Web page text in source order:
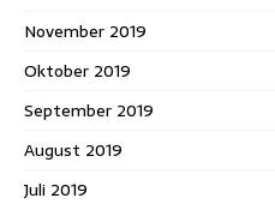
November 2019
Oktober 2019
September 2019
August 2019
Juli 2019